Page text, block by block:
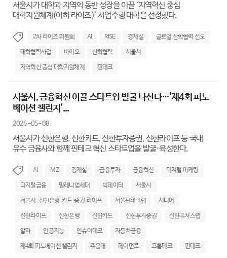
서울시가 대학과 지역의 동반 성장을 이끌 ‘지역혁신 중심
대학지원체계(이하 라이즈)’ 사업수행 대학을 선정했다.
2차 라이즈 위원회 AI RISE 경제실 글로벌 산학협력 선도
대학협력사업 바이오 산학협력 서울시
지역혁신 중심 대학지원체계 핀테크
서울시, 금융혁신 이끌 스타트업 발굴 나선다…'제4회 피노
베이션 챌린지'...
2025-05-08
서울시가 신한은행, 신한카드, 신한투자증권, 신한라이프 등 국내
유수 금융사와 함께 핀테크 혁신 스타트업을 발굴·육성한다.
AI MZ 경제실 금융투자 금융혁신 디지털 마케팅
디지털금융 밀레니엄세대 빅데이터 서울시
서울시-신한은행·카드·증권·라이프 서울핀테크랩 시니어
신한라이프 신한은행 신한카드 신한투자증권 신한퓨처스랩
알파 인공지능 인슈어테크 자동차금융
제4회 피노베이션 챌린지 주용태 페이먼트 프롭테크 핀테크